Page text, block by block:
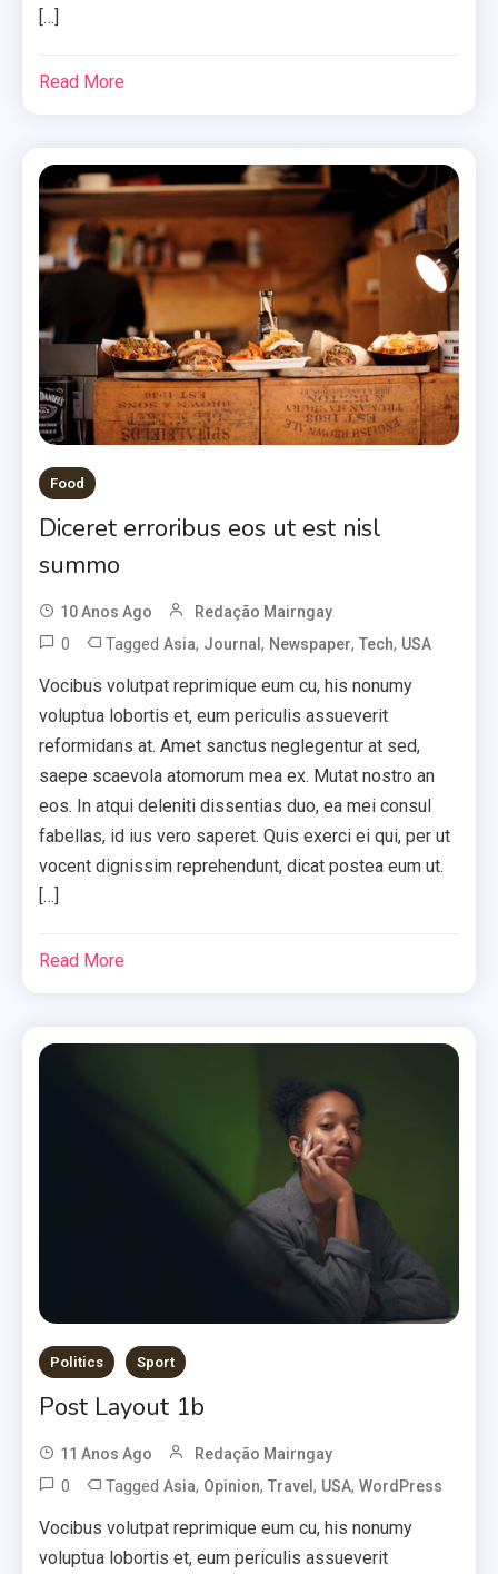
[…]
Read More
Food
Diceret erroribus eos ut est nisl
summo
10 Anos Ago Redação Mairngay
0 TaggedAsia, Journal, Newspaper,Tech, USA
Vocibus volutpat reprimique eum cu, his nonumy
voluptua lobortis et, eum periculis assueverit
reformidans at. Amet sanctus neglegentur at sed,
saepe scaevola atomorum mea ex. Mutat nostro an
eos. In atqui deleniti dissentias duo, ea mei consul
fabellas, id ius vero saperet. Quis exerci ei qui, per ut
vocent dignissim reprehendunt, dicat postea eum ut.
[…]
Read More
Politics Sport
Post Layout 1b
11 Anos Ago Redação Mairngay
0 TaggedAsia, Opinion,Travel, USA,WordPress
Vocibus volutpat reprimique eum cu, his nonumy
voluptua lobortis et, eum periculis assueverit